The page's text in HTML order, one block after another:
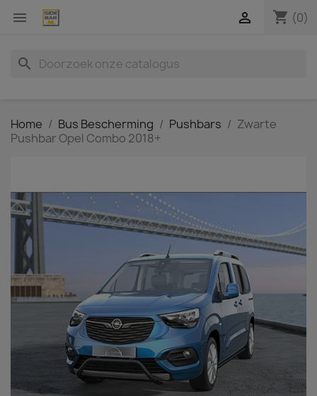
 shopping_cart (0)

search
Home Bus Bescherming Pushbars
Zwarte
Pushbar Opel Combo 2018+